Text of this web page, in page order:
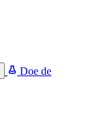
Doe de